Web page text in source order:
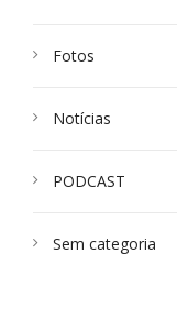
Fotos
Notícias
PODCAST
Sem categoria